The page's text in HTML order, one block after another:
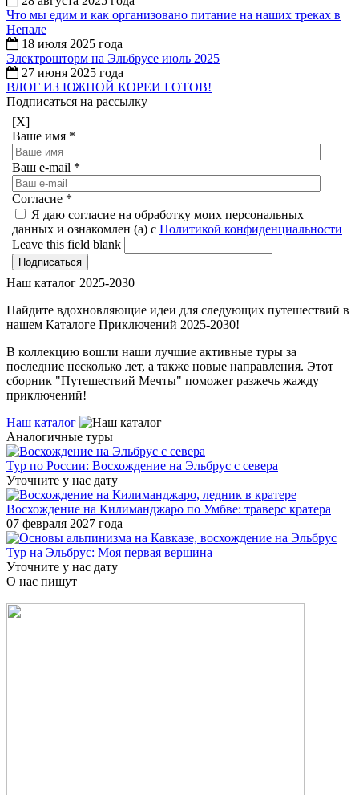
Что мы едим и как организовано питание на наших треках в
Непале
18 июля 2025 года
Электрошторм на Эльбрусе июль 2025
27 июня 2025 года
ВЛОГ ИЗ ЮЖНОЙ КОРЕИ ГОТОВ!
Подписаться на рассылку
[X]
Ваше имя *
Ваш e-mail *
Согласие *
Я даю согласие на обработку моих персональных
данных и ознакомлен (а) с Политикой конфиденциальности
Leave this field blank
Наш каталог 2025-2030
Найдите вдохновляющие идеи для следующих путешествий в
нашем Каталоге Приключений 2025-2030!
В коллекцию вошли наши лучшие активные туры за
последние несколько лет, а также новые направления. Этот
сборник "Путешествий Мечты" поможет разжечь жажду
приключений!
Наш каталог
Аналогичные туры
Тур по России: Восхождение на Эльбрус с севера
Уточните у нас дату
Восхождение на Килиманджаро по Умбве: траверс кратера
07 февраля 2027 года
Тур на Эльбрус: Моя первая вершина
Уточните у нас дату
О нас пишут